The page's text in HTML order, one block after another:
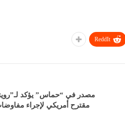
ReddIt
مصدر في “حماس” يؤكد
مقترح أمريكي لإجراء